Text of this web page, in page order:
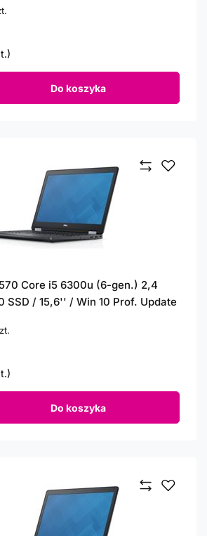
Do koszyka
Core i5 6300u (6-gen.) 2,4
SSD / 15,6'' / Win 10 Prof. Update
Do koszyka